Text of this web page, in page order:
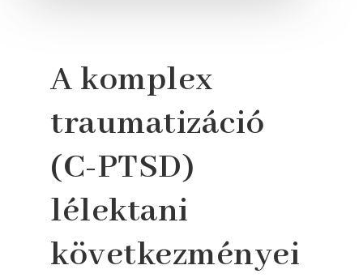
A komplex
traumatizáció
(C-PTSD)
lélektani
következményei